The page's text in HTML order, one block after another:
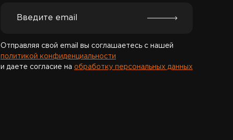
Отправляя свой email вы соглашаетесь с нашей
политикой конфиденциальности
и даете согласие на обработку персональных данных